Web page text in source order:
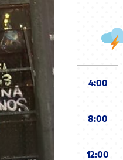
4:00
8:00
12:00